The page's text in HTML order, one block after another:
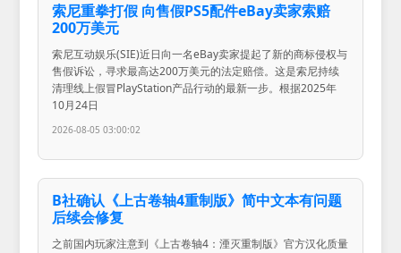
索尼重拳打假 向售假PS5配件eBay卖家索赔
200万美元
索尼互动娱乐(SIE)近日向一名eBay卖家提起了新的商标侵权与
售假诉讼，寻求最高达200万美元的法定赔偿。这是索尼持续
清理线上假冒PlayStation产品行动的最新一步。根据2025年
10月24日
2026-08-05 03:00:02
B社确认《上古卷轴4重制版》简中文本有问题
后续会修复
之前国内玩家注意到《上古卷轴4：湮灭重制版》官方汉化质量